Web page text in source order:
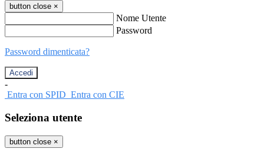
button close ×
Nome Utente
Password
Password dimenticata?
-
Entra con SPID Entra con CIE
Seleziona utente
button close ×